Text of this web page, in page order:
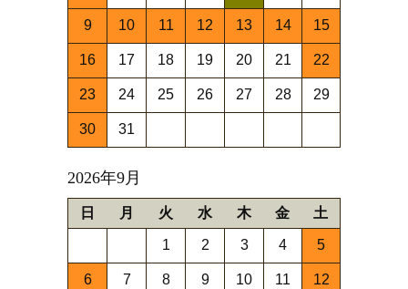
9 10 11 12 13 14 15
16 17 18 19 20 21 22
23 24 25 26 27 28 29
30 31
2026年9月
日 月 火 水 木 金 土
1 2 3 4 5
6 7 8 9 10 11 12